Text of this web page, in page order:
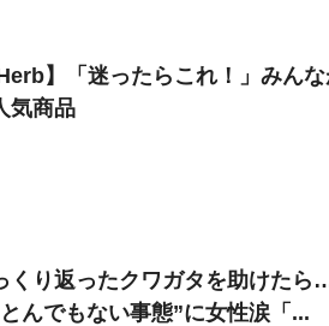
】「迷ったらこれ！」みん
気商品
くり返ったクワガタを助けた
んでもない事態”に女性涙「...